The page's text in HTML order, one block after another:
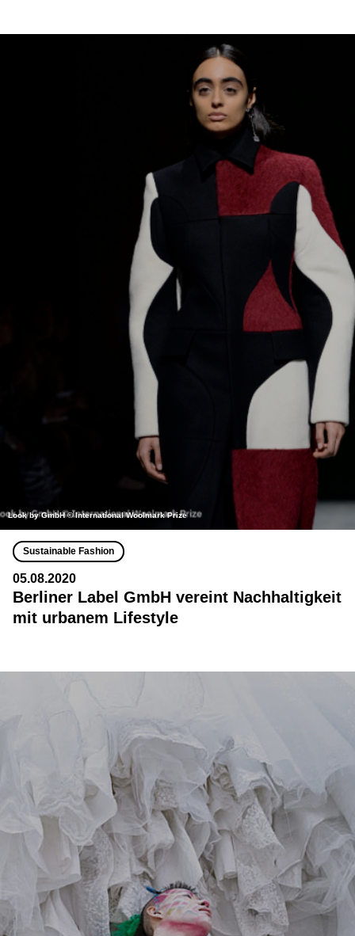
Look by GmbH © International Woolmark Prize
Sustainable Fashion
05.08.2020
Berliner Label GmbH vereint Nachhaltigkeit
mit urbanem Lifestyle